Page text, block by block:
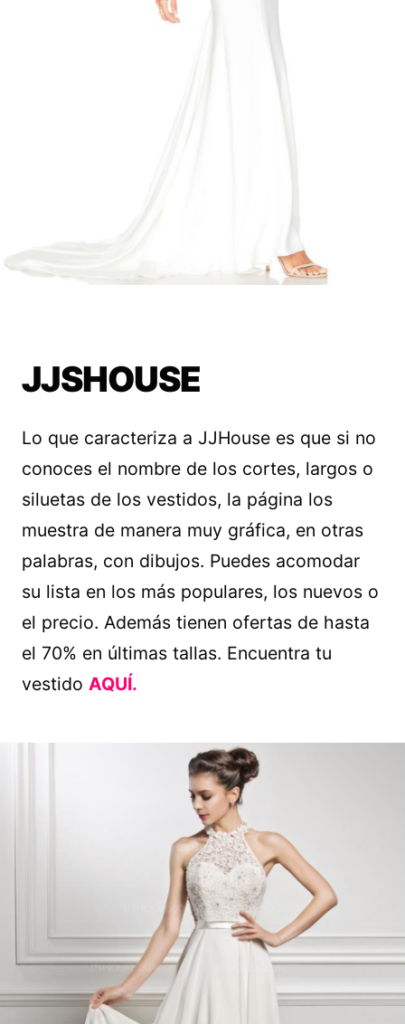
JJSHOUSE
Lo que caracteriza a JJHouse es que si no
conoces el nombre de los cortes, largos o
siluetas de los vestidos, la página los
muestra de manera muy gráfica, en otras
palabras, con dibujos. Puedes acomodar
su lista en los más populares, los nuevos o
el precio. Además tienen ofertas de hasta
el 70% en últimas tallas. Encuentra tu
vestido AQUÍ.